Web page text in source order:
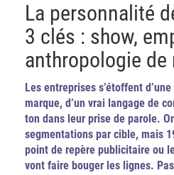
La personnalité
3 clés : show,
anthropologie de
Les entreprises s’étoffent
marque, d’un vrai langage de
ton dans leur prise de parole.
segmentations par cible, mais
point de repère publicitaire ou
vont faire bouger les lignes.